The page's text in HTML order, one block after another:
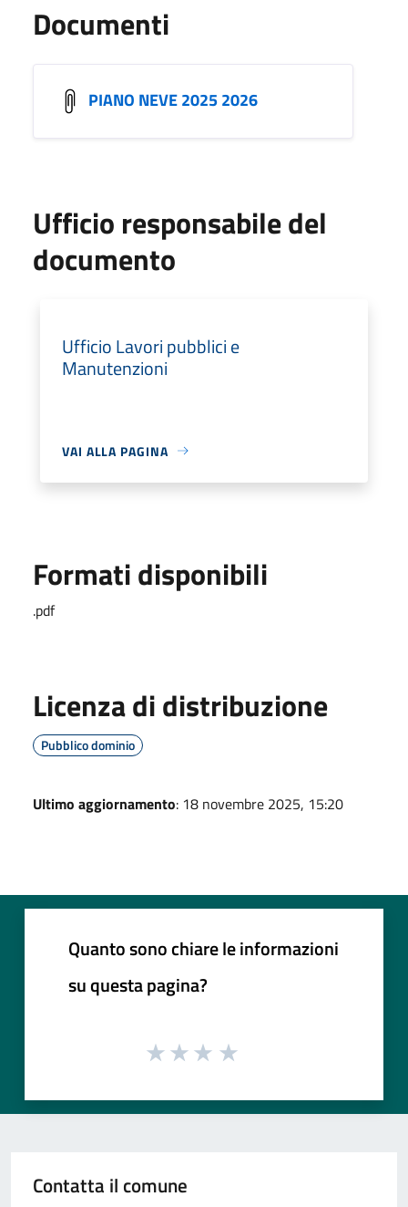
Documenti
PIANO NEVE 2025 2026
Ufficio responsabile del
documento
Ufficio Lavori pubblici e
Manutenzioni
VAI ALLA PAGINA
Formati disponibili
.pdf
Licenza di distribuzione
Pubblico dominio
Ultimo aggiornamento: 18 novembre 2025, 15:20
Quanto sono chiare le informazioni
su questa pagina?
Contatta il comune